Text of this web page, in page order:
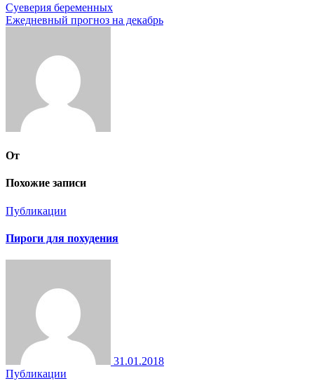
Навигация
по
Суеверия беременных
Ежедневный прогноз на декабрь
От
Похожие записи
Публикации
Пироги для похудения
31.01.2018
Публикации